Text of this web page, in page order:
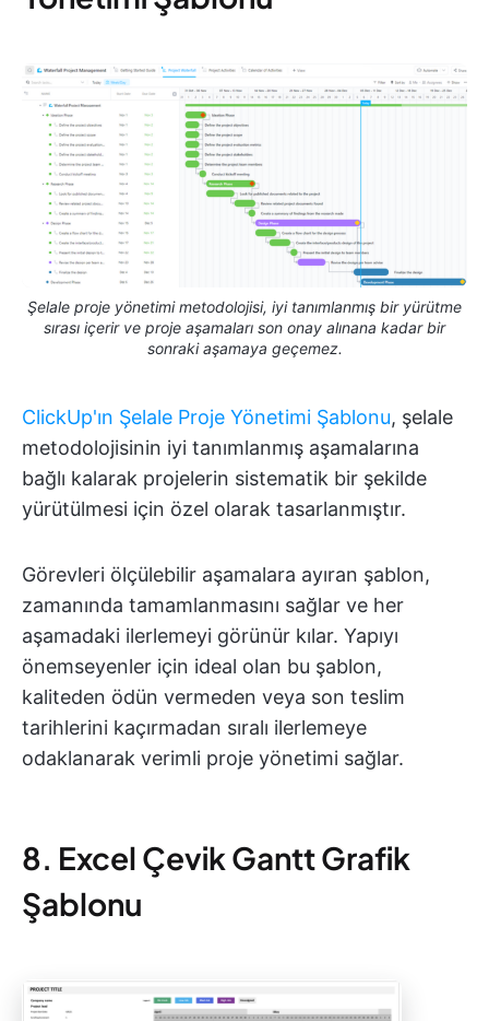
Şelale proje yönetimi metodolojisi, iyi tanımlanmış bir yürütme
sırası içerir ve proje aşamaları son onay alınana kadar bir
sonraki aşamaya geçemez.
ClickUp'ın Şelale Proje Yönetimi Şablonu, şelale
metodolojisinin iyi tanımlanmış aşamalarına
bağlı kalarak projelerin sistematik bir şekilde
yürütülmesi için özel olarak tasarlanmıştır.
Görevleri ölçülebilir aşamalara ayıran şablon,
zamanında tamamlanmasını sağlar ve her
aşamadaki ilerlemeyi görünür kılar. Yapıyı
önemseyenler için ideal olan bu şablon,
kaliteden ödün vermeden veya son teslim
tarihlerini kaçırmadan sıralı ilerlemeye
odaklanarak verimli proje yönetimi sağlar.
8. Excel Çevik Gantt Grafik
Şablonu